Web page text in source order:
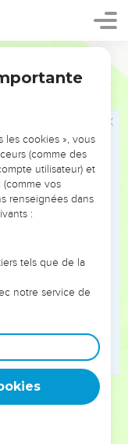
; tous les
sur le toit environ
qui regardaient
Seigneur Éternel !
seul coup je tire
yeux !
milieu sur
l’une à sa
! Il s’arc-
ducs et sur tout le
mort furent plus
sa vie.
descendirent et
ils l’ensevelirent
Manoah, son père.
Pour vous procurer
les cookies », vous
(comme des
utilisateur) et
vos
renseignées dans
:
tels que de la
notre service de